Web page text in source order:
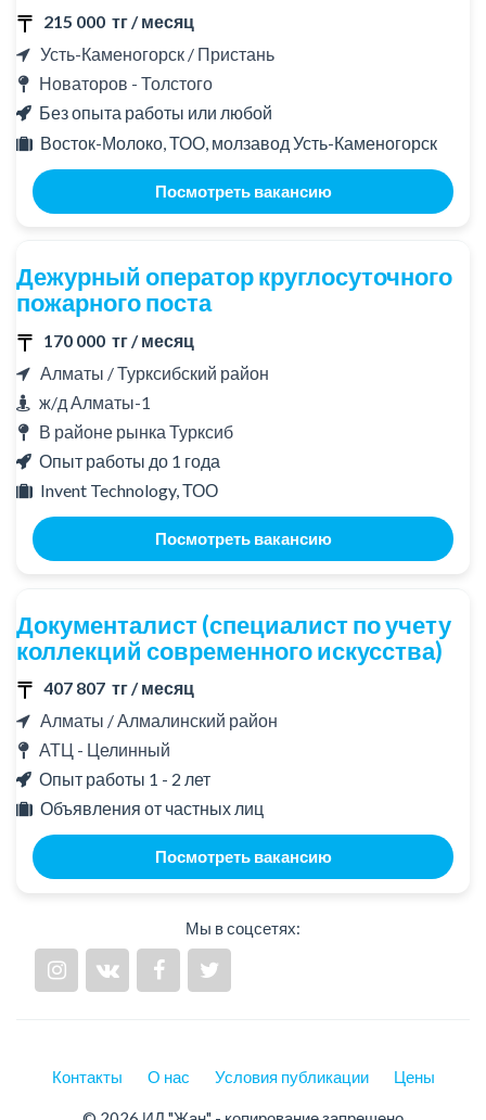
215 000 тг / месяц
Усть-Каменогорск / Пристань
Новаторов - Толстого
Без опыта работы или любой
Восток-Молоко, ТОО, молзавод Усть-Каменогорск
Посмотреть вакансию
Дежурный оператор круглосуточного
пожарного поста
170 000 тг / месяц
Алматы / Турксибский район
ж/д Алматы-1
В районе рынка Турксиб
Опыт работы до 1 года
Invent Technology, ТОО
Посмотреть вакансию
Документалист (специалист по учету
коллекций современного искусства)
407 807 тг / месяц
Алматы / Алмалинский район
АТЦ - Целинный
Опыт работы 1 - 2 лет
Объявления от частных лиц
Посмотреть вакансию
Мы в соцсетях:
Контакты О нас Условия публикации Цены